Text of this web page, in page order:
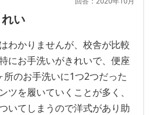
い
わかりませんが、校舎が比較
にお手洗いがきれいで、便座
のお手洗いに1つ2つだった
ツを履いていくことが多く、
いてしまうので洋式があり助